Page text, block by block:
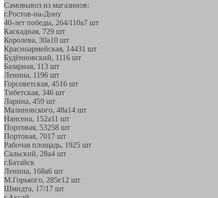
Самовывоз из магазинов:
г.Ростов-на-Дону
40-лет победы, 264/110а7 шт
Каскадная, 729 шт
Королева, 30а10 шт
Красноармейская, 14431 шт
Будённовский, 1116 шт
Базарная, 113 шт
Ленина, 1196 шт
Горсоветская, 4516 шт
Тибетская, 346 шт
Ларина, 459 шт
Малиновского, 48а14 шт
Нансена, 152а11 шт
Портовая, 53258 шт
Портовая, 7017 шт
Рабочая площадь, 1925 шт
Сальский, 28a4 шт
г.Батайск
Ленина, 168а6 шт
М.Горького, 285е12 шт
Шмидта, 17/1 7 шт